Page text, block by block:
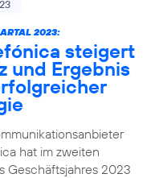
2023:
steigert
und Ergebnis
hat im zweiten
Geschäftsjahres 2023